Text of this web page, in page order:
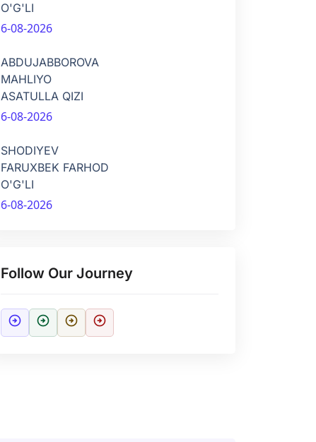
O'G'LI
6-08-2026
ABDUJABBOROVA
MAHLIYO
ASATULLA QIZI
6-08-2026
SHODIYEV
FARUXBEK FARHOD
O'G'LI
6-08-2026
Follow Our Journey
arrow_circle_right arrow_circle_right arrow_circle_right arrow_circle_right